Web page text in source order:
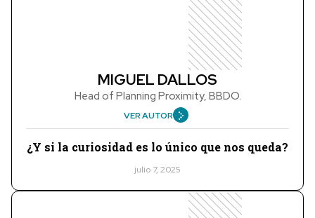
MIGUEL DALLOS
Head of Planning Proximity, BBDO.
VER AUTOR
¿Y si la curiosidad es lo único que nos queda?
julio 7, 2025